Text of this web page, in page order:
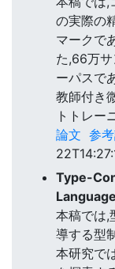
の実際の
マークで
た,66万
ーパスで
教師付き
トトレー
論文 参
Type-
本稿では,
導する型
本研究で